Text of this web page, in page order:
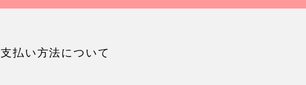
支払い方法について